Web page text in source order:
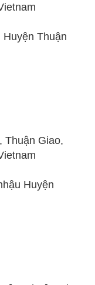
Thuận
Thuận Giao,
Huyện